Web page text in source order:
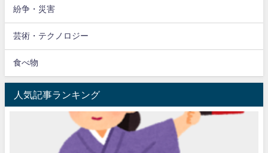
紛争・災害
芸術・テクノロジー
食べ物
人気記事ランキング